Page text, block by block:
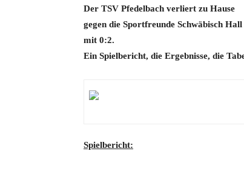
Der TSV Pfedelbach verliert zu Hause
gegen die Sportfreunde Schwäbisch Hall
mit 0:2.
Ein Spielbericht, die Ergebnisse, die
Spielbericht: